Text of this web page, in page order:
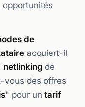
de
acquiert-il
netlinking de
vous des offres
" pour un tarif